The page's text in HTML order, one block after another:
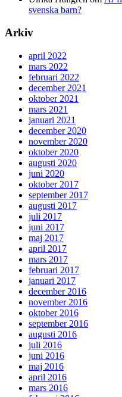
svenska barn?
Arkiv
april 2022
mars 2022
februari 2022
december 2021
oktober 2021
mars 2021
januari 2021
december 2020
november 2020
oktober 2020
augusti 2020
juni 2020
oktober 2017
september 2017
augusti 2017
juli 2017
juni 2017
maj 2017
april 2017
mars 2017
februari 2017
januari 2017
december 2016
november 2016
oktober 2016
september 2016
augusti 2016
juli 2016
juni 2016
maj 2016
april 2016
mars 2016